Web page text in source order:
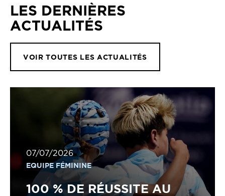
LES DERNIÈRES
ACTUALITÉS
VOIR TOUTES LES ACTUALITÉS
07/07/2026
EQUIPE FÉMININE
100 % DE RÉUSSITE AU